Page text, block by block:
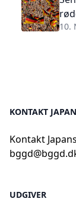
10.
KONTAKT
Kontakt
UDGIVER